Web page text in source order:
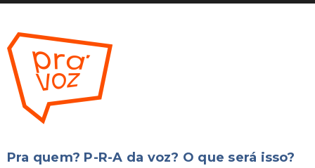
Pra quem? P-R-A da voz? O que será isso?